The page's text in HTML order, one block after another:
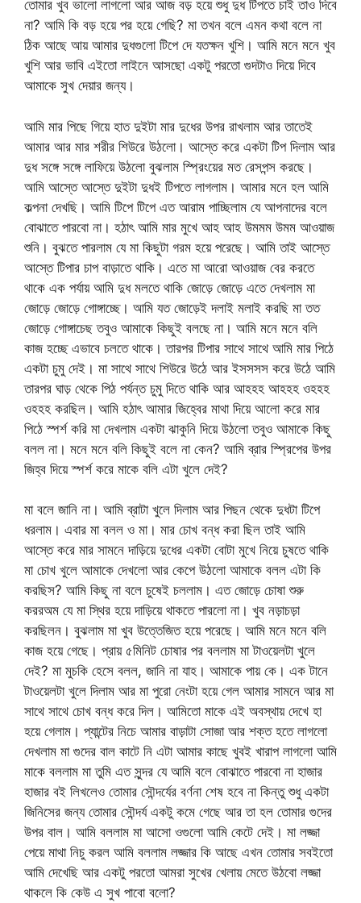
তোমার খুব ভালো লাগলো আর আজ বড় হয়ে শুধু দুধ টিপতে চাই তাও দিবে
না? আমি কি বড় হয়ে পর হয়ে গেছি? মা তখন বলে এমন কথা বলে না
ঠিক আছে আয় আমার দুধগুলো টিপে দে যতক্ষন খুশি। আমি মনে মনে খুব
খুশি আর ভাবি এইতো লাইনে আসছো একটু পরতো গুদটাও দিয়ে দিবে
আমাকে সুখ দেয়ার জন্য।
আমি মার পিছে গিয়ে হাত দুইটা মার দুধের উপর রাখলাম আর তাতেই
আমার আর মার শরীর শিউরে উঠলো। আস্তে করে একটা টিপ দিলাম আর
দুধ সঙ্গে সঙ্গে লাফিয়ে উঠলো বুঝলাম স্প্রিংয়ের মত রেসপন্স করছে।
আমি আস্তে আস্তে দুইটা দুধই টিপতে লাগলাম। আমার মনে হল আমি
কল্পনা দেখছি। আমি টিপে টিপে এত আরাম পাচ্ছিলাম যে আপনাদের বলে
বোঝাতে পারবো না। হঠাৎ আমি মার মুখে আহ আহ উমমম উমম আওয়াজ
শুনি। বুঝতে পারলাম যে মা কিছুটা গরম হয়ে পরেছে। আমি তাই আস্তে
আস্তে টিপার চাপ বাড়াতে থাকি। এতে মা আরো আওয়াজ বের করতে
থাকে এক পর্যায় আমি দুধ মলতে থাকি জোড়ে জোড়ে এতে দেখলাম মা
জোড়ে জোড়ে গোঙ্গাচ্ছে। আমি যত জোড়েই দলাই মলাই করছি মা তত
জোড়ে গোঙ্গাচেছ তবুও আমাকে কিছুই বলছে না। আমি মনে মনে বলি
কাজ হচ্ছে এভাবে চলতে থাকে। তারপর টিপার সাথে সাথে আমি মার পিঠে
একটা চুমু দেই। মা সাথে সাথে শিউরে উঠে আর ইসসসস করে উঠে আমি
তারপর ঘাড় থেকে পিঠ পর্যন্ত চুমু দিতে থাকি আর আহহহ আহহহ ওহহহ
ওহহহ করছিল। আমি হঠাৎ আমার জিহ্বের মাথা দিয়ে আলো করে মার
পিঠে স্পর্শ করি মা দেখলাম একটা ঝাকুনি দিয়ে উঠলো তবুও আমাকে কিছু
বলল না। মনে মনে বলি কিছুই বলে না কেন? আমি ব্রার স্প্রিপের উপর
জিহ্ব দিয়ে স্পর্শ করে মাকে বলি এটা খুলে দেই?
মা বলে জানি না। আমি ব্রাটা খুলে দিলাম আর পিছন থেকে দুধটা টিপে
ধরলাম। এবার মা বলল ও মা। মার চোখ বন্ধ করা ছিল তাই আমি
আস্তে করে মার সামনে দাড়িয়ে দুধের একটা বোটা মুখে নিয়ে চুষতে থাকি
মা চোখ খুলে আমাকে দেখলো আর কেপে উঠলো আমাকে বলল এটা কি
করছিস? আমি কিছু না বলে চুষেই চললাম। এত জোড়ে চোষা শুরু
কররঅম যে মা স্থির হয়ে দাড়িয়ে থাকতে পারলো না। খুব নড়াচড়া
করছিলন। বুঝলাম মা খুব উত্তেজিত হয়ে পরেছে। আমি মনে মনে বলি
কাজ হয়ে গেছে। প্রায় ৫মিনিট চোষার পর বললাম মা টাওয়েলটা খুলে
দেই? মা মুচকি হেসে বলল, জানি না যাহ। আমাকে পায় কে। এক টানে
টাওয়েলটা খুলে দিলাম আর মা পুরো নেংটা হয়ে গেল আমার সামনে আর মা
সাথে সাথে চোখ বন্ধ করে দিল। আমিতো মাকে এই অবস্থায় দেখে হা
হয়ে গেলাম। প্যান্টের নিচে আমার বাড়াটা সোজা আর শক্ত হতে লাগলো
দেখলাম মা গুদের বাল কাটে নি এটা আমার কাছে খুবই খারাপ লাগলো আমি
মাকে বললাম মা তুমি এত সুন্দর যে আমি বলে বোঝাতে পারবো না হাজার
হাজার বই লিখলেও তোমার সৌন্দর্যের বর্ণনা শেষ হবে না কিন্তু শুধু একটা
জিনিসের জন্য তোমার সৌন্দর্য একটু কমে গেছে আর তা হল তোমার গুদের
উপর বাল। আমি বললাম মা আসো ওগুলো আমি কেটে দেই। মা লজ্জা
পেয়ে মাথা নিচু করল আমি বললাম লজ্জার কি আছে এখন তোমার সবইতো
আমি দেখেছি আর একটু পরতো আমরা সুখের খেলায় মেতে উঠবো লজ্জা
থাকলে কি কেউ এ সুখ পাবো বলো?